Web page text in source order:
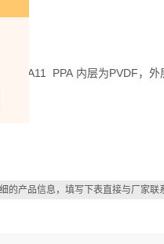
为PA11 PPA 内层为PVDF，
的产品信息，填写下表直接与厂家联